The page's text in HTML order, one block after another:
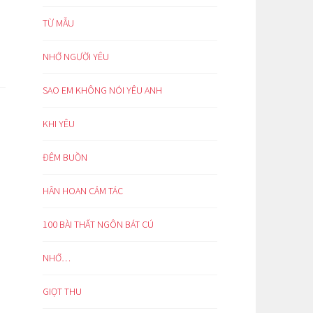
TỪ MẪU
NHỚ NGƯỜI YÊU
SAO EM KHÔNG NÓI YÊU ANH
KHI YÊU
ĐÊM BUỒN
HÂN HOAN CẢM TÁC
100 BÀI THẤT NGÔN BÁT CÚ
NHỚ…
GIỌT THU